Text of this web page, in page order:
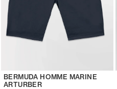
BERMUDA HOMME MARINE
ARTURBER